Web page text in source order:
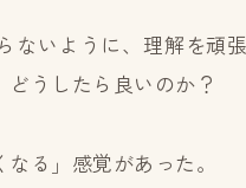
ないように、理解を頑
うしたら良いのか？
る」感覚があった。